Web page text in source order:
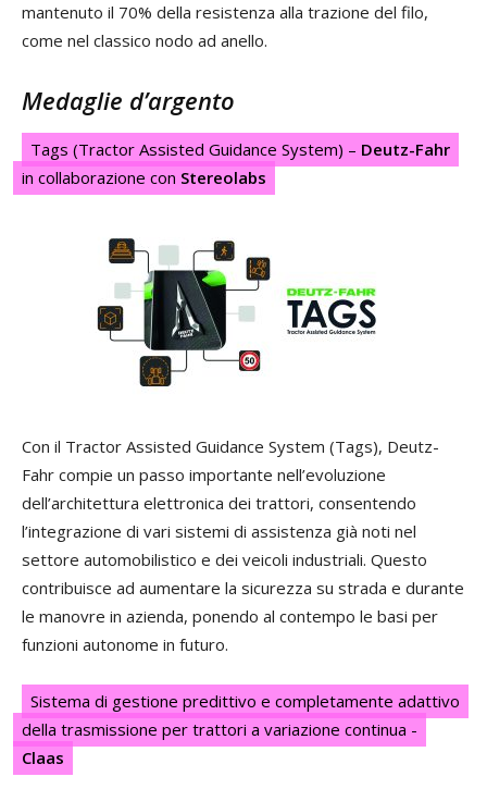
mantenuto il 70% della resistenza alla trazione del filo,
come nel classico nodo ad anello.
Medaglie d’argento
Tags (Tractor Assisted Guidance System) – Deutz-Fahr
in collaborazione con Stereolabs
Con il Tractor Assisted Guidance System (Tags), Deutz-
Fahr compie un passo importante nell’evoluzione
dell’architettura elettronica dei trattori, consentendo
l’integrazione di vari sistemi di assistenza già noti nel
settore automobilistico e dei veicoli industriali. Questo
contribuisce ad aumentare la sicurezza su strada e durante
le manovre in azienda, ponendo al contempo le basi per
funzioni autonome in futuro.
Sistema di gestione predittivo e completamente adattivo
della trasmissione per trattori a variazione continua -
Claas